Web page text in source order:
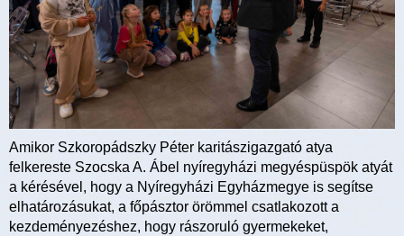
Amikor Szkoropádszky Péter karitászigazgató atya
felkereste Szocska A. Ábel nyíregyházi megyéspüspök atyát
a kérésével, hogy a Nyíregyházi Egyházmegye is segítse
elhatározásukat, a főpásztor örömmel csatlakozott a
kezdeményezéshez, hogy rászoruló gyermekeket,